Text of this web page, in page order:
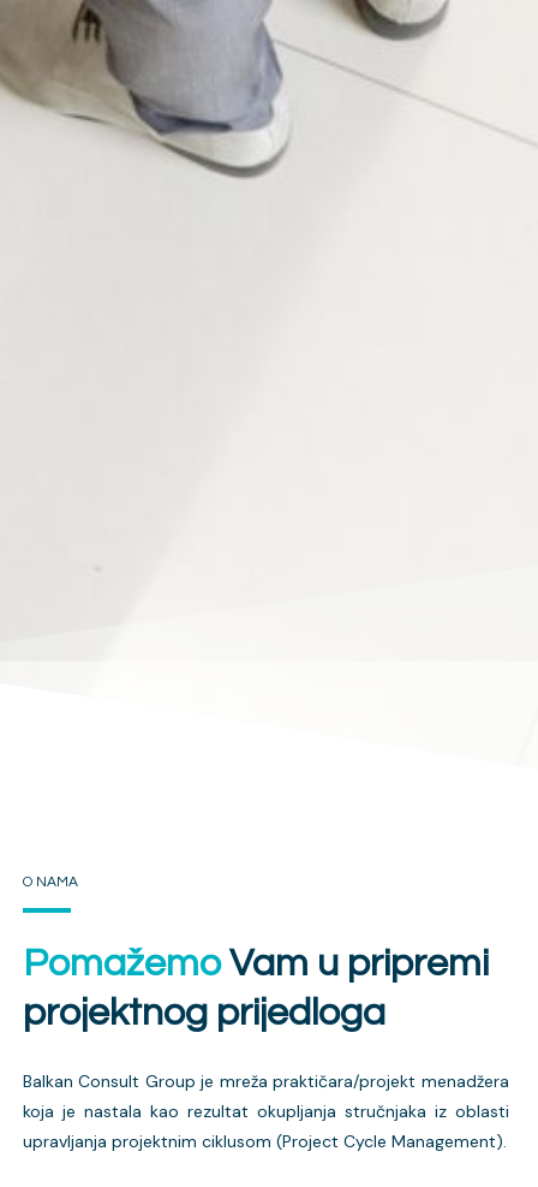
O NAMA
PomažemoVam u pripremi
projektnog prijedloga
Balkan Consult Group je mreža praktičara/projekt menadžera
koja je nastala kao rezultat okupljanja stručnjaka iz oblasti
upravljanja projektnim ciklusom (Project Cycle Management).